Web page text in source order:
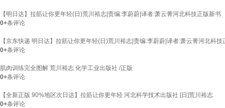
【明日达】拉筋让你更年轻(日)荒川裕志|责编:李蔚蔚|译者:萧云菁河北科技正版新书
0+条评论
【京东快递 明日达】拉筋让你更年轻(日)荒川裕志|责编:李蔚蔚|译者:萧云菁河北科技
0+条评论
肌肉训练完全图解 荒川裕志 化学工业出版社 /正版
0+条评论
【全新正版 90%地区次日达】拉筋让你更年轻 河北科学技术出版社 [日]荒川裕志
0+条评论